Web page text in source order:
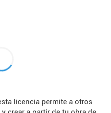
licencia permite a otros